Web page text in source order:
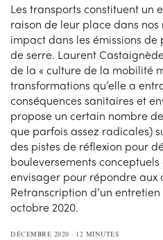
Les transports constituent un
raison de leur place dans
impact dans les émissions
de serre. Laurent
de la « culture de la mobilité
transformations qu’elle a
conséquences sanitaires et
propose un certain nombre
que parfois assez radicales)
des pistes de réflexion pour
bouleversements
envisager pour répondre aux
Retranscription d’un
octobre 2020.
DÉCEMBRE 2020 12 MINUTES